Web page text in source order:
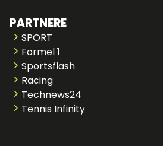
PARTNERE
SPORT
Formel 1
Sportsflash
Racing
Technews24
Tennis Infinity